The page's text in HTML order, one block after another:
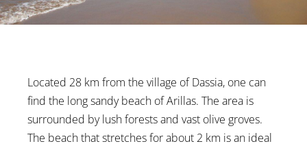
Located 28 km from the village of Dassia, one can
find the long sandy beach of Arillas. The area is
surrounded by lush forests and vast olive groves.
The beach that stretches for about 2 km is an ideal